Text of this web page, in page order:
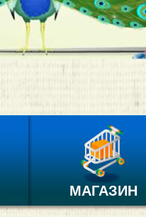
МАГАЗИН